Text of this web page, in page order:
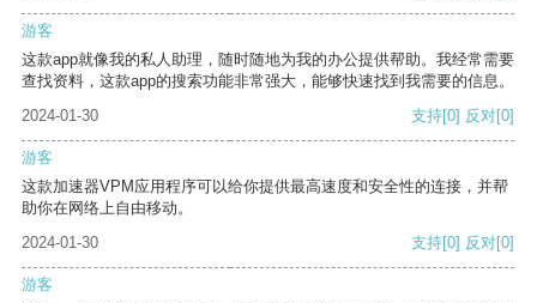
游客
这款app就像我的私人助理，随时随地为我的办公提供帮助。我经常需要
查找资料，这款app的搜索功能非常强大，能够快速找到我需要的信息。
2024-01-30
支持[0] 反对[0]
游客
这款加速器VPM应用程序可以给你提供最高速度和安全性的连接，并帮
助你在网络上自由移动。
2024-01-30
支持[0] 反对[0]
游客